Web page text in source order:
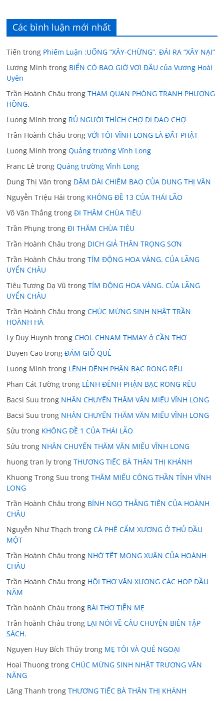
Các bình luận mới nhất
Tiến trong Phiếm Luận :UỐNG “XÂY-CHỪNG”, ĐÁI RA “XÂY NẠI”
Lương Minh trong BIỂN CÓ BAO GIỜ VƠI ĐÂU của Vương Hoài
Uyên
Trần Hoành Châu trongTHAM QUAN PHÒNG TRANH PHƯỢNG
HỒNG.
Luong Minh trong RỦ NGƯỜI THÍCH CHỢ ĐI DẠO CHỢ
Trần Hoành Châu trongVỚI TÔI-VĨNH LONG LÀ ĐẤT PHẬT
Luong Minh trongQuảng trường Vĩnh Long
Franc Lê trongQuảng trường Vĩnh Long
Dung Thị Vân trong DẶM DÀI CHIÊM BAO CỦA DUNG THỊ VÂN
Nguyễn Triệu Hải trong KHÔNG ĐỀ 13 CỦA THÁI LÃO
Võ Văn Thắng trongĐI THĂM CHÙA TIÊU
Trần Phụng trongĐI THĂM CHÙA TIÊU
Trần Hoành Châu trong DICH GIẢ THÂN TRỌNG SƠN
Trần Hoành Châu trongTÍM ĐỘNG HOA VÀNG. CỦA LÃNG
UYỂN CHÂU
Tiêu Tương Dạ Vũ trongTÍM ĐỘNG HOA VÀNG. CỦA LÃNG
UYỂN CHÂU
Trần Hoành Châu trongCHÚC MỪNG SINH NHẬT TRẦN
HOÀNH HÀ
Ly Duy Huynh trongCHOL CHNAM THMAY ở CẦN THƠ
Duyen Cao trongĐÁM GIỖ QUÊ
Luong Minh trong LÊNH ĐÊNH PHẬN BẠC RONG RÊU
Phan Cát Tường trong LÊNH ĐÊNH PHẬN BẠC RONG RÊU
Bacsi Suu trong NHÂN CHUYẾN THĂM VĂN MIẾU VĨNH LONG
Bacsi Suu trong NHÂN CHUYẾN THĂM VĂN MIẾU VĨNH LONG
Sửu trong KHÔNG ĐỀ 1 CỦA THÁI LÃO
Sửu trong NHÂN CHUYẾN THĂM VĂN MIẾU VĨNH LONG
huong tran ly trongTHƯƠNG TIẾC BÀ THÂN THỊ KHÁNH
Khuong Trong Suu trongTHĂM MIẾU CÔNG THẦN TỈNH VĨNH
LONG
Trần Hoành Châu trong BÍNH NGỌ THẲNG TIẾN CỦA HOÀNH
CHÂU
Nguyễn Như Thạch trongCÀ PHÊ CẨM XƯƠNG Ở THỦ DẦU
MỘT
Trần Hoành Châu trong NHỚ TẾT MONG XUÂN CỦA HOÀNH
CHÂU
Trần Hoành Châu trong HỘI THƠ VĂN XƯƠNG CÁC HOP ĐẦU
NĂM
Trần hoành Cháu trong BÀI THƠ TIỄN MẸ
Trần hoành Châu trong LẠI NÓI VỀ CÂU CHUYỆN BIÊN TẬP
SÁCH.
Nguyen Huy Bích Thủy trong MẸ TÔI VÀ QUÊ NGOẠI
Hoai Thuong trongCHÚC MỪNG SINH NHẬT TRƯƠNG VĂN
NĂNG
Lãng Thanh trongTHƯƠNG TIẾC BÀ THÂN THỊ KHÁNH